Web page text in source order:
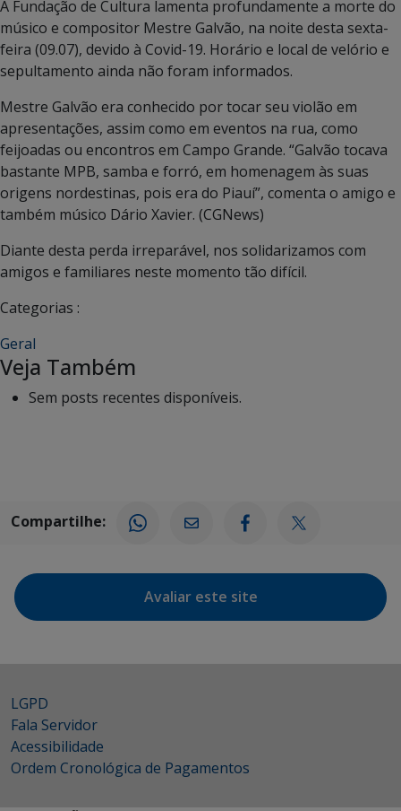
A Fundação de Cultura lamenta profundamente a morte do
músico e compositor Mestre Galvão, na noite desta sexta-
feira (09.07), devido à Covid-19. Horário e local de velório e
sepultamento ainda não foram informados.
Mestre Galvão era conhecido por tocar seu violão em
apresentações, assim como em eventos na rua, como
feijoadas ou encontros em Campo Grande. “Galvão tocava
bastante MPB, samba e forró, em homenagem às suas
origens nordestinas, pois era do Piauí”, comenta o amigo e
também músico Dário Xavier. (CGNews)
Diante desta perda irreparável, nos solidarizamos com
amigos e familiares neste momento tão difícil.
Categorias :
Geral
Veja Também
Sem posts recentes disponíveis.
Compartilhe:
Avaliar este site
LGPD
Fala Servidor
Acessibilidade
Ordem Cronológica de Pagamentos